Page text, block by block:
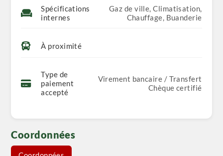
Spécifications
internes
Gaz de ville, Climatisation,
Chauffage, Buanderie
À proximité
Type de
paiement
accepté
Virement bancaire / Transfert
Chèque certifié
Coordonnées